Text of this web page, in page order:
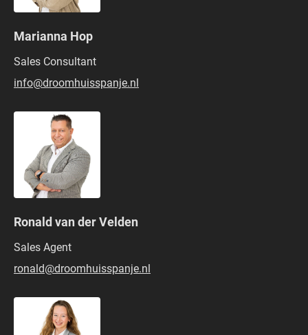
Marianna Hop
Sales Consultant
info@droomhuisspanje.nl
Ronald van der Velden
Sales Agent
ronald@droomhuisspanje.nl